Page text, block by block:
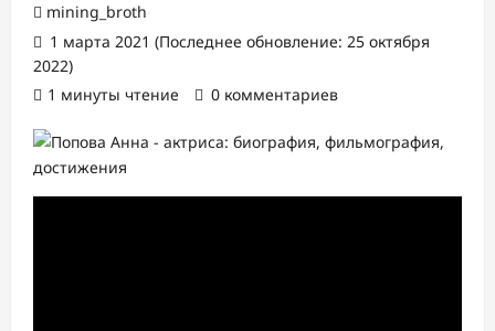
mining_broth
1 марта 2021 (Последнее обновление: 25 октября
2022)
1 минуты чтение
0 комментариев